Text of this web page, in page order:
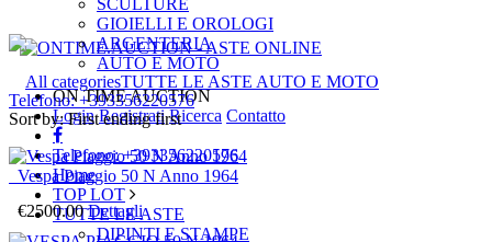
SCULTURE
GIOIELLI E OROLOGI
ARGENTERIA
AUTO E MOTO
Telefono:+393356220576
ON TIME AUCTION
Login Registrati Ricerca Contatto
Telefono:+393356220576
Home
TOP LOT
TUTTE LE ASTE
DIPINTI E STAMPE
All categoriesTUTTE LE ASTE AUTO E MOTO
Sort by:First ending first
Vespa Piaggio 50 N Anno 1964
€2500.00 Dettagli